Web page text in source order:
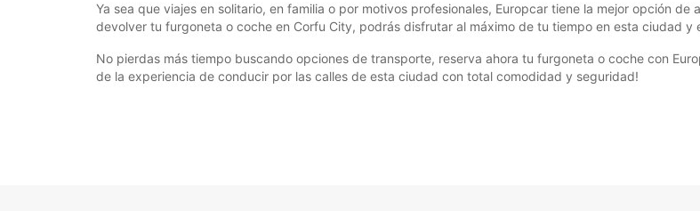
Ya sea que viajes en solitario, en familia o por motivos profesionales, Europcar tiene la mejor opción
devolver tu furgoneta o coche en Corfu City, podrás disfrutar al máximo de tu tiempo en esta ciudad y
No pierdas más tiempo buscando opciones de transporte, reserva ahora tu furgoneta o coche con
de la experiencia de conducir por las calles de esta ciudad con total comodidad y seguridad!